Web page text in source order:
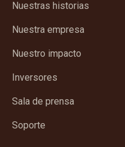
Nuestras historias
Nuestra empresa
Nuestro impacto
Inversores
Sala de prensa
Soporte